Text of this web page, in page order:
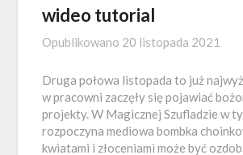
wideo tutorial
Opublikowano 20 listopada 2021
Druga połowa listopada to już
w pracowni zaczęły się pojawiać
projekty. W Magicznej Szufladzie w
rozpoczyna mediowa bombka
kwiatami i złoceniami może być